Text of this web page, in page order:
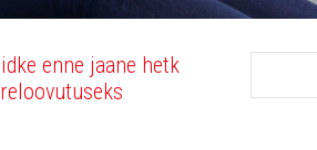
enne jaane hetk